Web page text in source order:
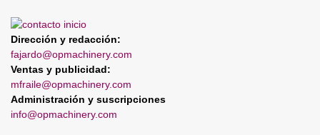
Dirección y redacción:
fajardo@opmachinery.com
Ventas y publicidad:
mfraile@opmachinery.com
Administración y suscripciones
info@opmachinery.com